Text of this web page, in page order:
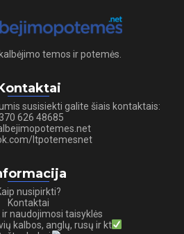
temos ir potemės.
susisiekti galite šiais kontaktais:
626 48685
ltpotemesnet
nusipirkti?
Kontaktai
naudojimosi taisyklės
kalbos, anglų, rusų ir kt